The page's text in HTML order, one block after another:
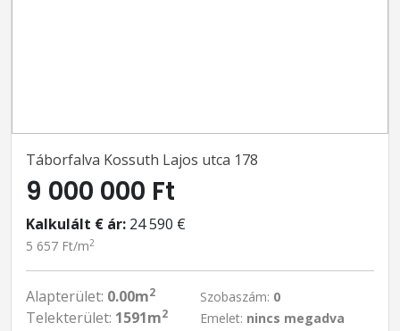
Táborfalva Kossuth Lajos utca 178
9 000 000 Ft
Kalkulált € ár: 24 590 €
5 657 Ft/m2
Alapterület: 0.00m2
Telekterület: 1591m2
Szobaszám: 0
Emelet: nincs megadva